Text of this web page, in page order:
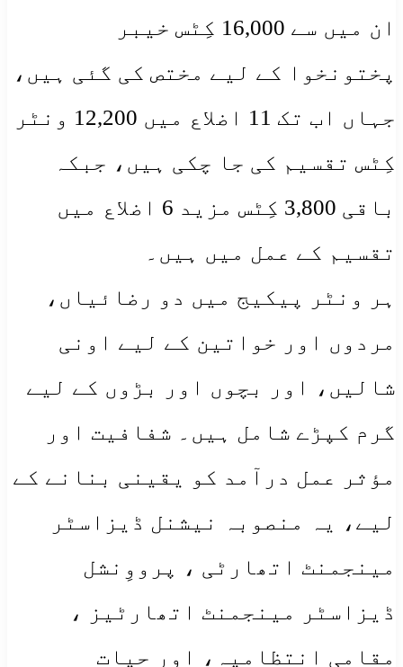
ان میں سے 16,000 کِٹس خیبر
پختونخوا کے لیے مختص کی گئی ہیں،
جہاں اب تک 11 اضلاع میں 12,200 ونٹر
کِٹس تقسیم کی جا چکی ہیں، جبکہ
باقی 3,800 کِٹس مزید 6 اضلاع میں
تقسیم کے عمل میں ہیں۔
ہر ونٹر پیکیج میں دو رضائیاں،
مردوں اور خواتین کے لیے اونی
شالیں، اور بچوں اور بڑوں کے لیے
گرم کپڑے شامل ہیں۔ شفافیت اور
مؤثر عمل درآمد کو یقینی بنانے کے
لیے، یہ منصوبہ نیشنل ڈیزاسٹر
مینجمنٹ اتھارٹی ، پرووِنشل
ڈیزاسٹر مینجمنٹ اتھارٹیز ،
مقامی انتظامیہ، اور حیات